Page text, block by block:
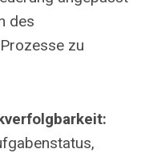
des
zu